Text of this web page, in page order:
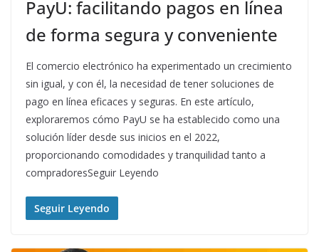
PayU: facilitando pagos en línea
de forma segura y conveniente
El comercio electrónico ha experimentado un crecimiento
sin igual, y con él, la necesidad de tener soluciones de
pago en línea eficaces y seguras. En este artículo,
exploraremos cómo PayU se ha establecido como una
solución líder desde sus inicios en el 2022,
proporcionando comodidades y tranquilidad tanto a
compradoresSeguir Leyendo
Seguir Leyendo